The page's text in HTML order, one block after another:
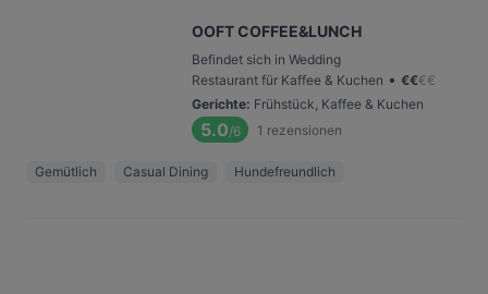
OOFT COFFEE&LUNCH
Befindet sich in Wedding
Restaurant für Kaffee & Kuchen • €€€€
Gerichte: Frühstück, Kaffee & Kuchen
5.0/6 1 rezensionen
Gemütlich Casual Dining Hundefreundlich